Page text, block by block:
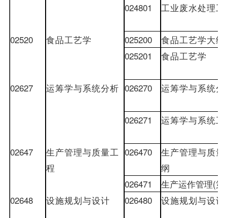
024801
工业废水处理
02520 食品工艺学 025200
食品工艺学大纲
025201
食品工艺学
02627 运筹学与系统分析 026270 运筹学与系统
026271 运筹学与系统
02647
生产管理与质量工
程
026470
生产管理与质
纲
026471
生产运作管理(第
02648
设施规划与设计 026480 设施规划与设